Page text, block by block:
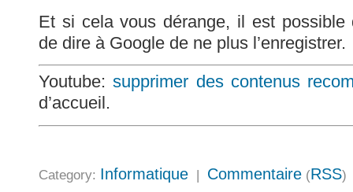
Et si cela vous dérange, il est possible
de dire à Google de ne plus l’enregistrer.
Youtube:supprimer des contenus
d’accueil.
Category: Informatique | Commentaire (RSS